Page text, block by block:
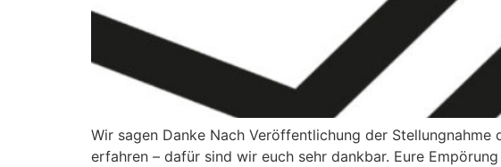
Wir sagen Danke Nach Veröffentlichung der
erfahren – dafür sind wir euch sehr dankbar. Eure